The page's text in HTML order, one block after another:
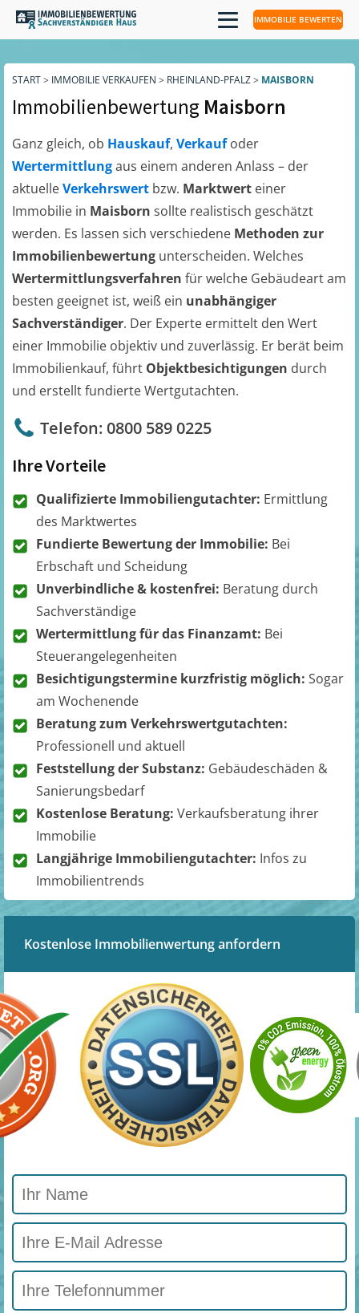
IMMOBILIE BEWERTEN
START> IMMOBILIE VERKAUFEN > RHEINLAND-PFALZ> MAISBORN
Immobilienbewertung Maisborn
Ganz gleich, ob Hauskauf, Verkaufoder
Wertermittlungaus einem anderen Anlass – der
aktuelleVerkehrswert bzw. Marktwert einer
Immobilie in Maisborn sollte realistisch geschätzt
werden. Es lassen sich verschiedene Methoden zur
Immobilienbewertung unterscheiden. Welches
Wertermittlungsverfahren für welche Gebäudeart am
besten geeignet ist, weiß ein unabhängiger
Sachverständiger. Der Experte ermittelt den Wert
einer Immobilie objektiv und zuverlässig. Er berät beim
Immobilienkauf, führt Objektbesichtigungen durch
und erstellt fundierte Wertgutachten.
Telefon: 0800 589 0225
Ihre Vorteile
Qualifizierte Immobiliengutachter: Ermittlung
des Marktwertes
Fundierte Bewertung der Immobilie: Bei
Erbschaft und Scheidung
Unverbindliche & kostenfrei: Beratung durch
Sachverständige
Wertermittlung für das Finanzamt: Bei
Steuerangelegenheiten
Besichtigungstermine kurzfristig möglich: Sogar
am Wochenende
Beratung zum Verkehrswertgutachten:
Professionell und aktuell
Feststellung der Substanz: Gebäudeschäden &
Sanierungsbedarf
Kostenlose Beratung: Verkaufsberatung ihrer
Immobilie
Langjährige Immobiliengutachter: Infos zu
Immobilientrends
Kostenlose Immobilienwertung anfordern